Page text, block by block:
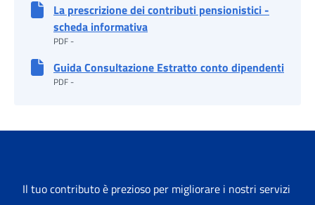
La prescrizione dei contributi pensionistici -
scheda informativa
PDF -
Guida Consultazione Estratto conto dipendenti
PDF -
Il tuo contributo è prezioso per migliorare i nostri servizi